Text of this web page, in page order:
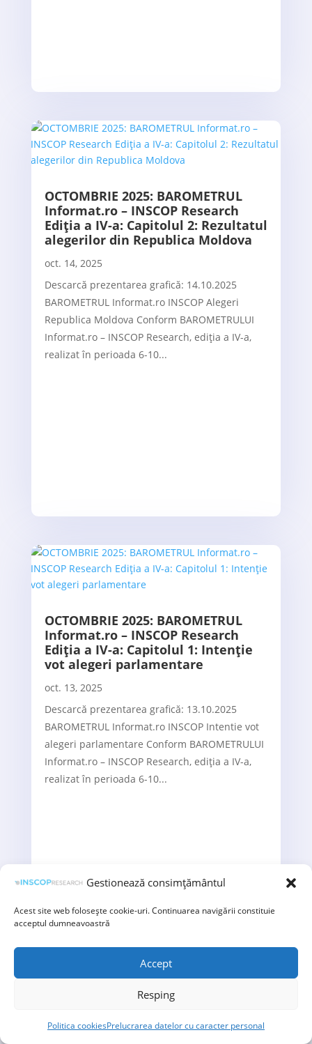
Gestionează consimțământul
Acest site web folosește cookie-uri. Continuarea navigării constituie
acceptul dumneavoastră
Accept
Resping
Politica cookiesPrelucrarea datelor cu caracter personal
OCTOMBRIE 2025: BAROMETRUL
Informat.ro – INSCOP Research
Ediția a IV-a: Capitolul 2: Rezultatul
alegerilor din Republica Moldova
oct. 14, 2025
Descarcă prezentarea grafică: 14.10.2025
BAROMETRUL Informat.ro INSCOP Alegeri
Republica Moldova Conform BAROMETRULUI
Informat.ro – INSCOP Research, ediția a IV-a,
realizat în perioada 6-10...
OCTOMBRIE 2025: BAROMETRUL
Informat.ro – INSCOP Research
Ediția a IV-a: Capitolul 1: Intenție
vot alegeri parlamentare
oct. 13, 2025
Descarcă prezentarea grafică: 13.10.2025
BAROMETRUL Informat.ro INSCOP Intentie vot
alegeri parlamentare Conform BAROMETRULUI
Informat.ro – INSCOP Research, ediția a IV-a,
realizat în perioada 6-10...